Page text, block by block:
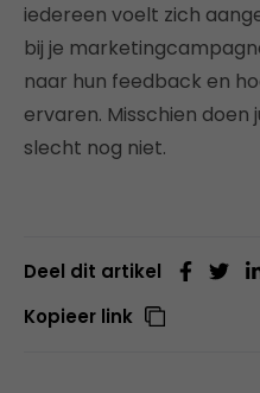
iedereen voelt zich
bij je
naar hun feedback en
ervaren. Misschien doen
slecht nog niet.
Deel dit artikel
Kopieer link